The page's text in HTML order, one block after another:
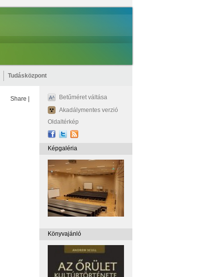
Tudásközpont
Share
Betűméret váltása
Akadálymentes verzió
Oldaltérkép
Képgaléria
Könyvajánló